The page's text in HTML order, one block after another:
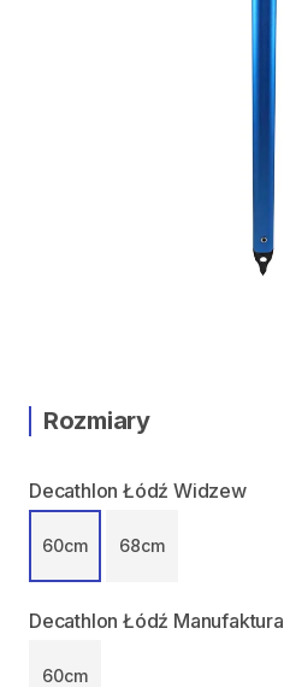
Rozmiary
Decathlon Łódź Widzew
60cm 68cm
Decathlon Łódź Manufaktura
60cm